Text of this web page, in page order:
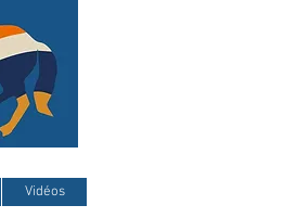
Vidéos